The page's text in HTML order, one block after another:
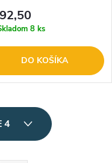
8 ks
DO KOŠÍKA
4